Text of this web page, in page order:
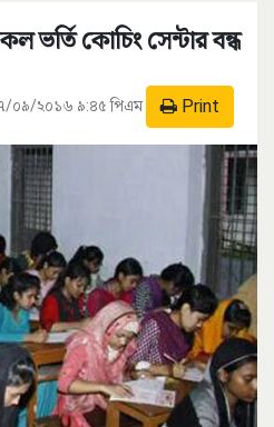
ভর্তি কোচিং সেন্টার বন্ধ
০৯/২০১৬ ৯:৪৫ পিএম Print